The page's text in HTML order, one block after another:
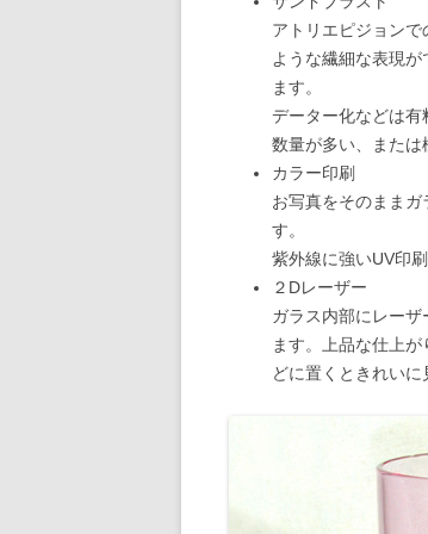
アトリエピジョン
ような繊細な表現
ます。
データー化などは有
数量が多い、または
カラー印刷
お写真をそのまま
す。
紫外線に強いUV印
２Dレーザー
ガラス内部にレー
ます。上品な仕上
どに置くときれい